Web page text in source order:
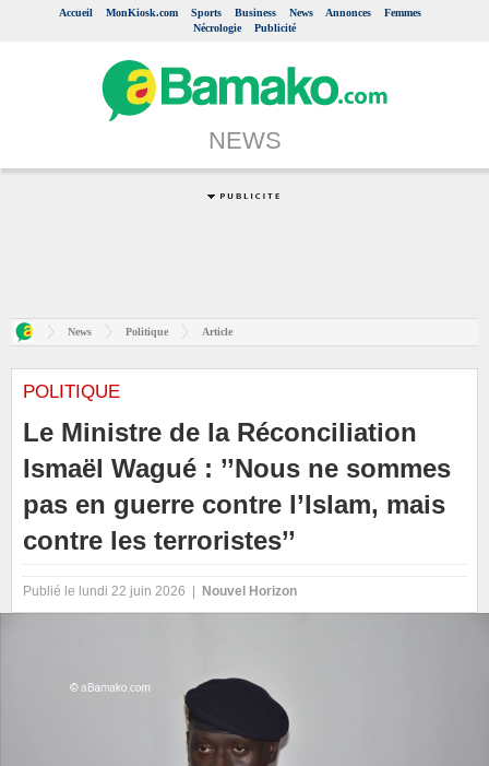
Accueil MonKiosk.com Sports Business News Annonces
Femmes
Nécrologie
Publicité
NEWS
News Politique Article
POLITIQUE
Le Ministre de la Réconciliation
Ismaël Wagué : ’’Nous ne sommes
pas en guerre contre l’Islam, mais
contre les terroristes’’
Publié le lundi 22 juin 2026 | Nouvel Horizon